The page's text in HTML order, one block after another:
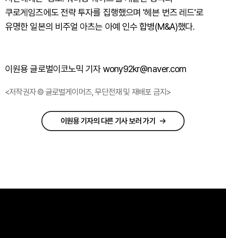
쿠로게임즈에도 전략 투자를 집행했으며 '헤븐 번즈 레드'로
유명한 일본의 비주얼 아츠는 아예 인수 합병(M&A)했다.
이원용 글로벌이코노믹 기자 wony92kr@naver.com
<저작권자 © 글로벌게이머즈, 무단전재 및 재배포 금지>
이원용 기자의 다른 기사 보러 가기